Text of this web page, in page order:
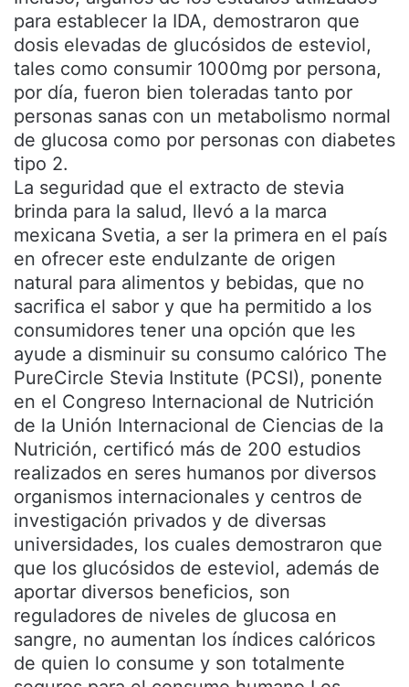
para establecer la IDA, demostraron que
dosis elevadas de glucósidos de esteviol,
tales como consumir 1000mg por persona,
por día, fueron bien toleradas tanto por
personas sanas con un metabolismo normal
de glucosa como por personas con diabetes
tipo 2.
La seguridad que el extracto de stevia
brinda para la salud, llevó a la marca
mexicana Svetia, a ser la primera en el país
en ofrecer este endulzante de origen
natural para alimentos y bebidas, que no
sacrifica el sabor y que ha permitido a los
consumidores tener una opción que les
ayude a disminuir su consumo calórico The
PureCircle Stevia Institute (PCSI), ponente
en el Congreso Internacional de Nutrición
de la Unión Internacional de Ciencias de la
Nutrición, certificó más de 200 estudios
realizados en seres humanos por diversos
organismos internacionales y centros de
investigación privados y de diversas
universidades, los cuales demostraron que
que los glucósidos de esteviol, además de
aportar diversos beneficios, son
reguladores de niveles de glucosa en
sangre, no aumentan los índices calóricos
de quien lo consume y son totalmente